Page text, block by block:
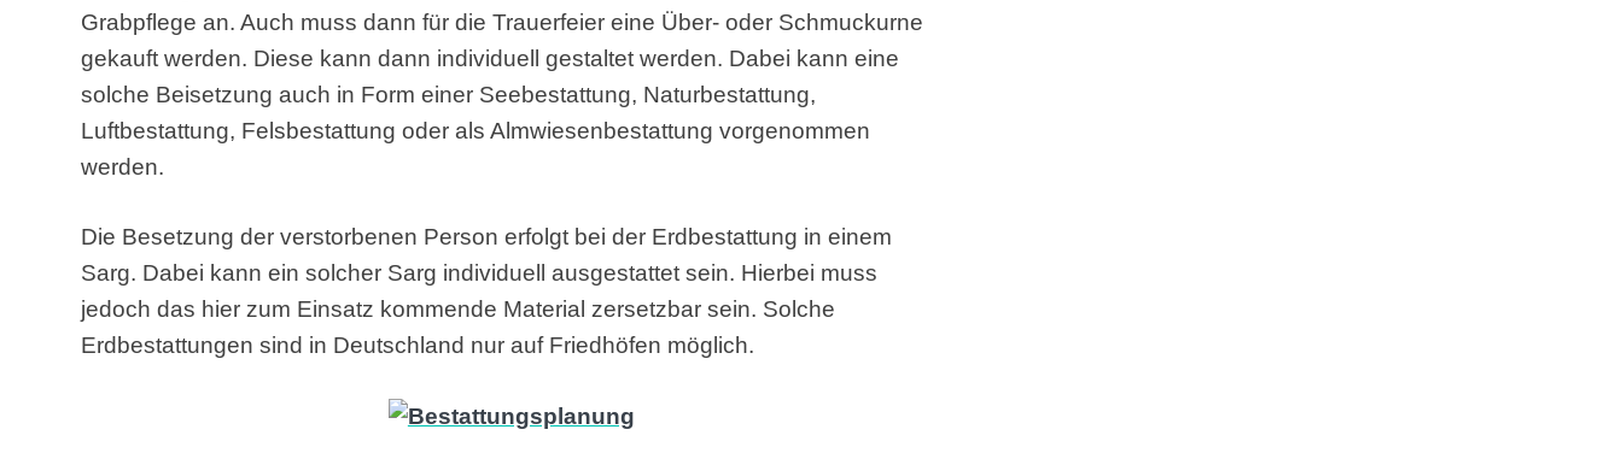
Grabpflege an. Auch muss dann für die Trauerfeier eine Über- oder Schmuckurne
gekauft werden. Diese kann dann individuell gestaltet werden. Dabei kann eine
solche Beisetzung auch in Form einer Seebestattung, Naturbestattung,
Luftbestattung, Felsbestattung oder als Almwiesenbestattung vorgenommen
werden.
Die Besetzung der verstorbenen Person erfolgt bei der Erdbestattung in einem
Sarg. Dabei kann ein solcher Sarg individuell ausgestattet sein. Hierbei muss
jedoch das hier zum Einsatz kommende Material zersetzbar sein. Solche
Erdbestattungen sind in Deutschland nur auf Friedhöfen möglich.